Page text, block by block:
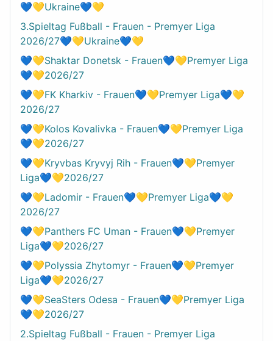
💙💛Ukraine💙💛
3.Spieltag Fußball - Frauen - Premyer Liga
2026/27💙💛Ukraine💙💛
💙💛Shaktar Donetsk - Frauen💙💛Premyer Liga
💙💛2026/27
💙💛FK Kharkiv - Frauen💙💛Premyer Liga💙💛
2026/27
💙💛Kolos Kovalivka - Frauen💙💛Premyer Liga
💙💛2026/27
💙💛Kryvbas Kryvyj Rih - Frauen💙💛Premyer
Liga💙💛2026/27
💙💛Ladomir - Frauen💙💛Premyer Liga💙💛
2026/27
💙💛Panthers FC Uman - Frauen💙💛Premyer
Liga💙💛2026/27
💙💛Polyssia Zhytomyr - Frauen💙💛Premyer
Liga💙💛2026/27
💙💛SeaSters Odesa - Frauen💙💛Premyer Liga
💙💛2026/27
2.Spieltag Fußball - Frauen - Premyer Liga